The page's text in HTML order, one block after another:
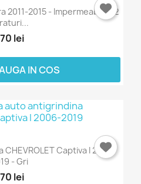
2011-2015 - Impermeabila - 2
lei
IN COS
Captiva I 2006-
- Gri
lei